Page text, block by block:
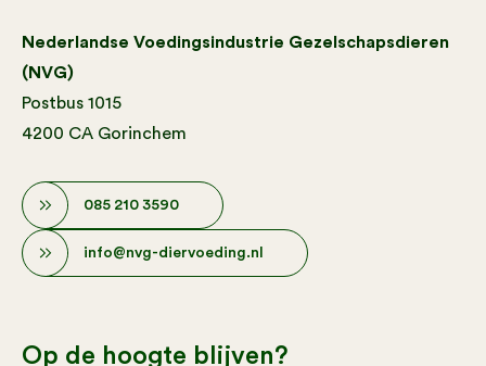
Nederlandse Voedingsindustrie Gezelschapsdieren
(NVG)
Postbus 1015
4200 CA Gorinchem
085 210 3590
info@nvg-diervoeding.nl
Op de hoogte blijven?